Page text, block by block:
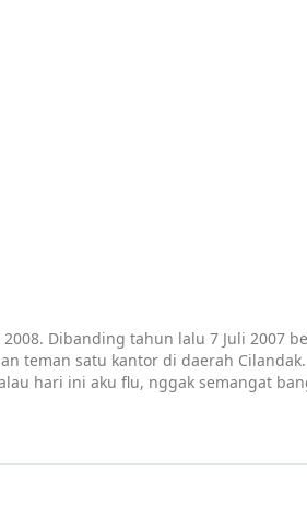
Dibanding tahun lalu 7 Juli 2007
teman satu kantor di daerah
hari ini aku flu, nggak semangat